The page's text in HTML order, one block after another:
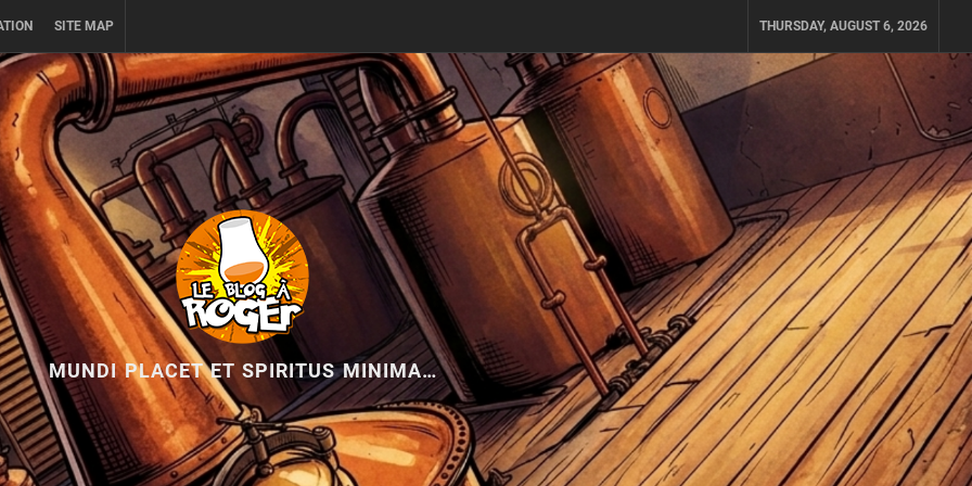
SITE MAP THURSDAY, AUGUST 6, 2026
MUNDI PLACET ET SPIRITUS MINIMA…